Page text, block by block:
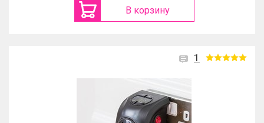
В корзину
1